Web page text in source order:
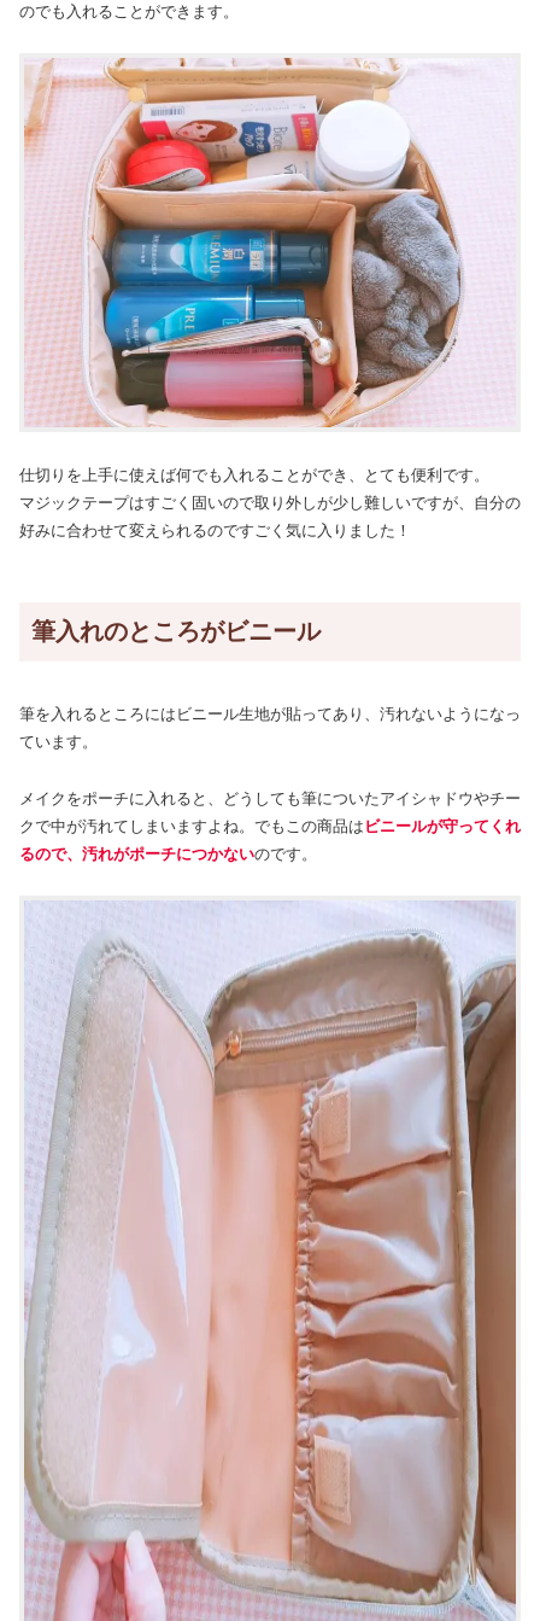
のでも入れることができます。
仕切りを上手に使えば何でも入れることができ、とても便利です。
マジックテープはすごく固いので取り外しが少し難しいですが、自分の
好みに合わせて変えられるのですごく気に入りました！
筆入れのところがビニール
筆を入れるところにはビニール生地が貼ってあり、汚れないようになっ
ています。
メイクをポーチに入れると、どうしても筆についたアイシャドウやチー
クで中が汚れてしまいますよね。でもこの商品は ビニールが守ってくれ
るので、汚れがポーチにつかないのです。